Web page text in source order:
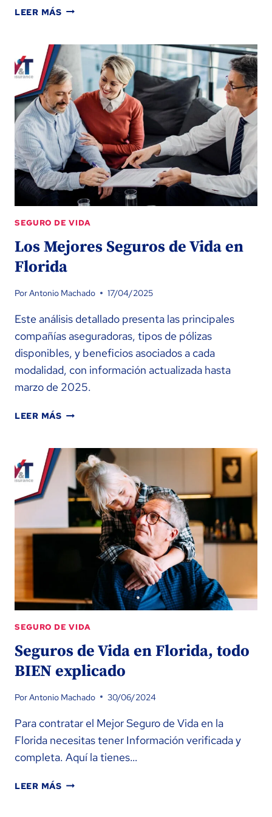
LEER MÁS¿CÓMO
DE
MI
SEGURO
DE
VIDA?
SEGURO DE VIDA
Los Mejores Seguros de Vida en
Florida
PorAntonio Machado 17/04/2025
Este análisis detallado presenta las principales
compañías aseguradoras, tipos de pólizas
disponibles, y beneficios asociados a cada
modalidad, con información actualizada hasta
marzo de 2025.
LEER MÁSLOS
DE
VIDA
EN
FLORIDA
SEGURO DE VIDA
Seguros de Vida en Florida, todo
BIEN explicado
PorAntonio Machado 30/06/2024
Para contratar el Mejor Seguro de Vida en la
Florida necesitas tener Información verificada y
completa. Aquí la tienes…
LEER MÁSSEGUROS